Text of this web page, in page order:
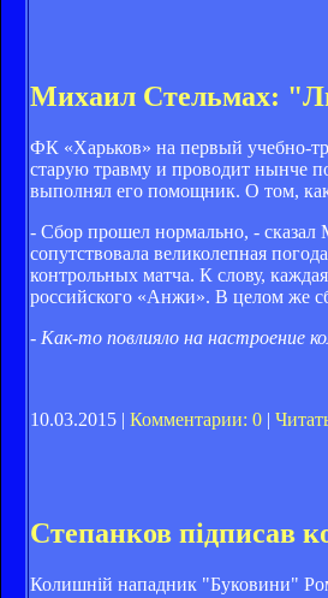
Михаил Стельмах:
ФК «Харьков» на первый учебно-
старую травму и проводит нынче
выполнял его помощник. О том,
- Сбор прошел нормально, - сказал
сопутствовала великолепная
контрольных матча. К слову,
российского «Анжи». В целом же
- Как-то повлияло на настроение
10.03.2015 | Комментарии: 0 |
Степанков підписав
Колишній нападник "Буковини"